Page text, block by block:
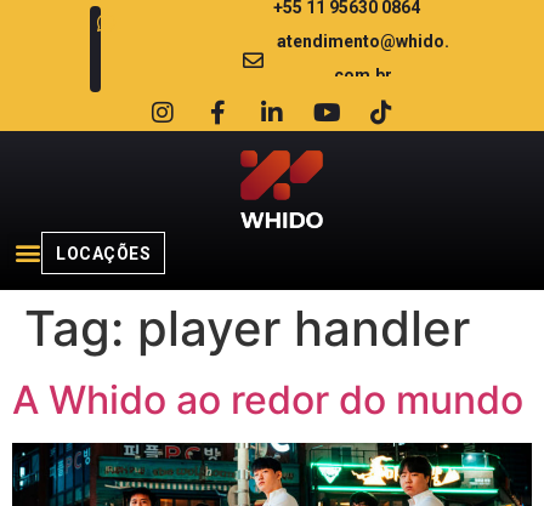
+55 11 95630 0864
atendimento@whido.
com.br
LOCAÇÕES
Tag: player handler
A Whido ao redor do mundo